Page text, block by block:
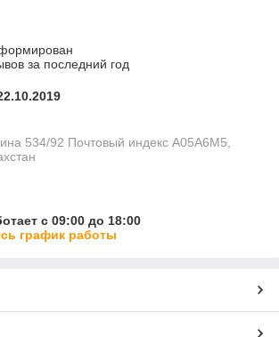
за последний год
534/92 Почтовый индекс A05A6M5,
с 09:00 до 18:00
график работы